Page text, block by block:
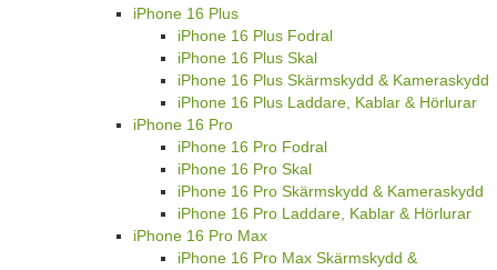
iPhone 16 Plus
iPhone 16 Plus Fodral
iPhone 16 Plus Skal
iPhone 16 Plus Skärmskydd & Kameraskydd
iPhone 16 Plus Laddare, Kablar & Hörlurar
iPhone 16 Pro
iPhone 16 Pro Fodral
iPhone 16 Pro Skal
iPhone 16 Pro Skärmskydd & Kameraskydd
iPhone 16 Pro Laddare, Kablar & Hörlurar
iPhone 16 Pro Max
iPhone 16 Pro Max Skärmskydd &